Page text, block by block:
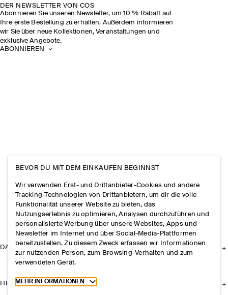
DER NEWSLETTER VON COS
Abonnieren Sie unseren Newsletter, um 10 % Rabatt auf
Ihre erste Bestellung zu erhalten. Außerdem informieren
wir Sie über neue Kollektionen, Veranstaltungen und
exklusive Angebote.
ABONNIEREN
DAS UNTERNEHMEN
HILFE
BEVOR DU MIT DEM EINKAUFEN BEGINNST
Wir verwenden Erst- und Drittanbieter-Cookies und andere
Tracking-Technologien von Drittanbietern, um dir die volle
Funktionalität unserer Website zu bieten, das
Nutzungserlebnis zu optimieren, Analysen durchzuführen und
personalisierte Werbung über unsere Websites, Apps und
Newsletter im Internet und über Social-Media-Plattformen
bereitzustellen. Zu diesem Zweck erfassen wir Informationen
zur nutzenden Person, zum Browsing-Verhalten und zum
verwendeten Gerät.
Toggle more cookie information
MEHR INFORMATIONEN